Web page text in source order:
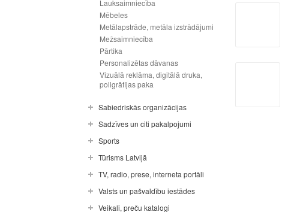
Lauksaimniecība
Mēbeles
Metālapstrāde, metāla izstrādājumi
Mežsaimniecība
Pārtika
Personalizētas dāvanas
Vizuālā reklāma, digitālā druka,
poligrāfijas paka
Sabiedriskās organizācijas
Sadzīves un citi pakalpojumi
Sports
Tūrisms Latvijā
TV, radio, prese, interneta portāli
Valsts un pašvaldību iestādes
Veikali, preču katalogi